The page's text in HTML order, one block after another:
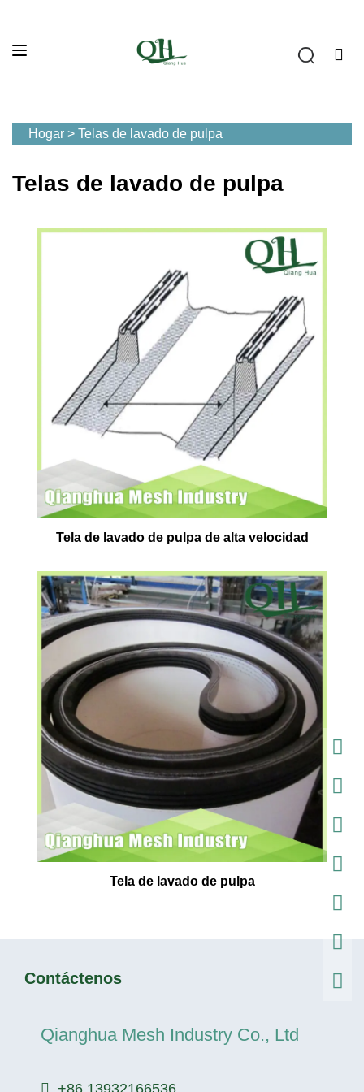
Hogar > Telas de lavado de pulpa
Telas de lavado de pulpa
Tela de lavado de pulpa de alta velocidad
Tela de lavado de pulpa
Contáctenos
Qianghua Mesh Industry Co., Ltd
+86 13932166536